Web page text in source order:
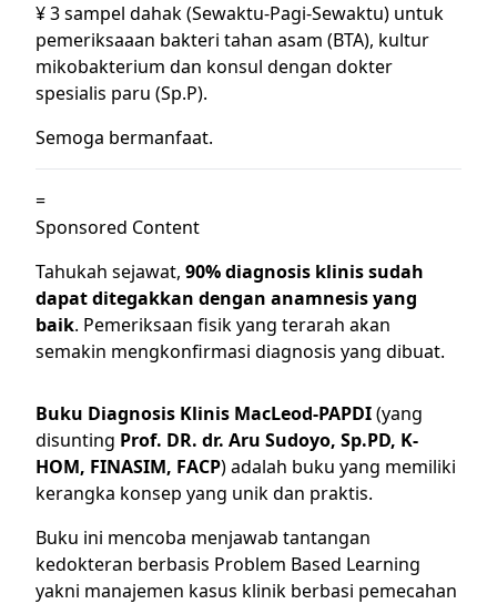
¥ 3 sampel dahak (Sewaktu-Pagi-Sewaktu) untuk
pemeriksaaan bakteri tahan asam (BTA), kultur
mikobakterium dan konsul dengan dokter
spesialis paru (Sp.P).
Semoga bermanfaat.
=
Sponsored Content
Tahukah sejawat, 90% diagnosis klinis sudah
dapat ditegakkan dengan anamnesis yang
baik. Pemeriksaan fisik yang terarah akan
semakin mengkonfirmasi diagnosis yang dibuat.
Buku Diagnosis Klinis MacLeod-PAPDI(yang
disunting Prof. DR. dr. Aru Sudoyo, Sp.PD, K-
HOM, FINASIM, FACP) adalah buku yang memiliki
kerangka konsep yang unik dan praktis.
Buku ini mencoba menjawab tantangan
kedokteran berbasis Problem Based Learning
yakni manajemen kasus klinik berbasi pemecahan